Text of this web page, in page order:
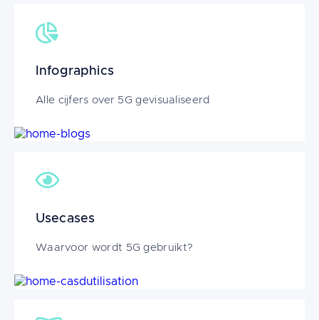
Infographics
Alle cijfers over 5G gevisualiseerd
Image
Usecases
Waarvoor wordt 5G gebruikt?
Image